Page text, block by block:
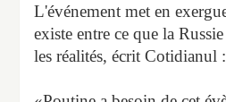
L'événement met en
existe entre ce que la
les réalités, écrit Cotidianul :